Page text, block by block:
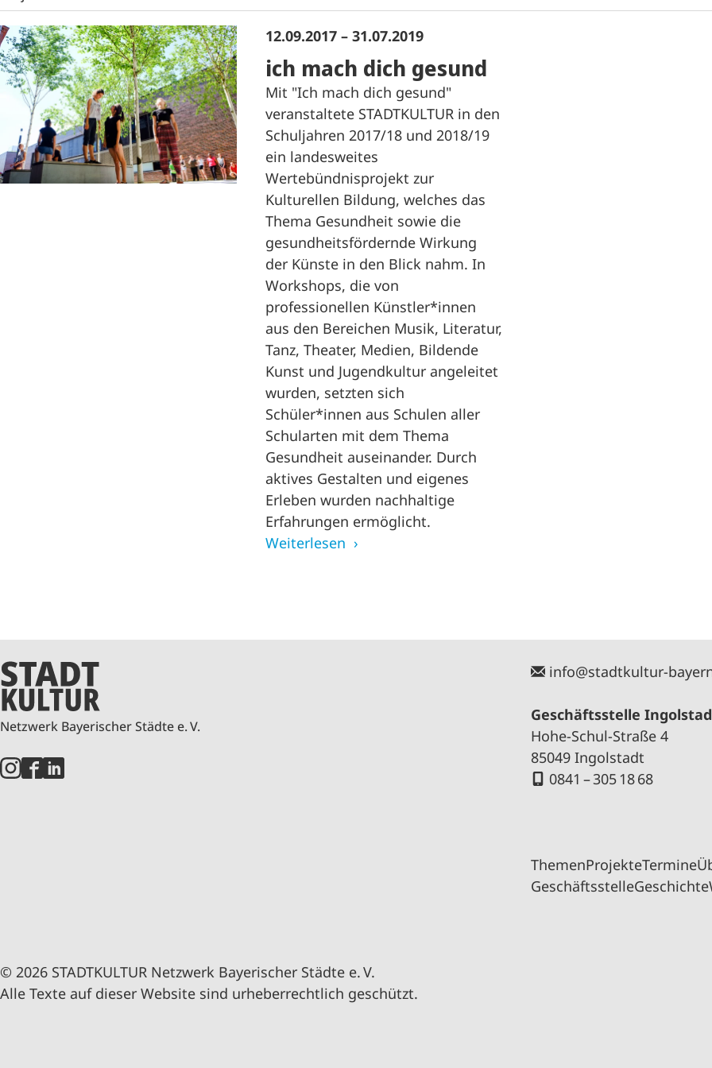
12.09.2017 – 31.07.2019
ich mach dich gesund
Mit "Ich mach dich gesund"
veranstaltete STADTKULTUR in den
Schuljahren 2017/18 und 2018/19
ein landesweites
Wertebündnisprojekt zur
Kulturellen Bildung, welches das
Thema Gesundheit sowie die
gesundheitsfördernde Wirkung
der Künste in den Blick nahm. In
Workshops, die von
professionellen Künstler*innen
aus den Bereichen Musik, Literatur,
Tanz, Theater, Medien, Bildende
Kunst und Jugendkultur angeleitet
wurden, setzten sich
Schüler*innen aus Schulen aller
Schularten mit dem Thema
Gesundheit auseinander. Durch
aktives Gestalten und eigenes
Erleben wurden nachhaltige
Erfahrungen ermöglicht.
Weiterlesen
Netzwerk Bayerischer Städte e. V.
info@stadtkultur-
Geschäftsstelle
Hohe-Schul-Straße 4
85049 Ingolstadt
0841 – 305 18 68
ThemenProjekteTermine
GeschäftsstelleGeschichte
© 2026 STADTKULTUR Netzwerk Bayerischer Städte e. V.
Alle Texte auf dieser Website sind urheberrechtlich geschützt.